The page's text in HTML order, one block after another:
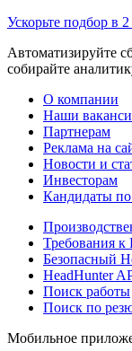
Ускорьте подбор в
Автоматизируйте
собирайте
О компании
Наши
Партнерам
Реклама на
Новости и
Инвесторам
Кандидаты
Требования
Безопасный
HeadHunter
Поиск работы
Поиск по
Мобильное